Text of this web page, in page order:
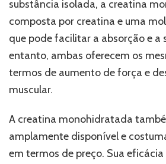
substância isolada, a creatina
composta por creatina e uma
que pode facilitar a absorção e a
entanto, ambas oferecem os
termos de aumento de força e
muscular.
A creatina monohidratada
amplamente disponível e
em termos de preço. Sua